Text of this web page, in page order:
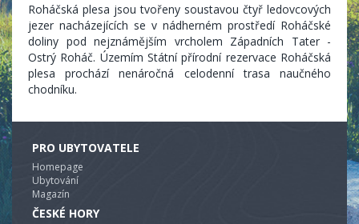
Roháčská plesa jsou tvořeny soustavou čtyř ledovcových
jezer nacházejících se v nádherném prostředí Roháčské
doliny pod nejznámějším vrcholem Západních Tater -
Ostrý Roháč. Územím Státní přírodní rezervace Roháčská
plesa prochází nenáročná celodenní trasa naučného
chodníku.
PRO UBYTOVATELE
Homepage
Ubytování
Magazín
ČESKÉ HORY